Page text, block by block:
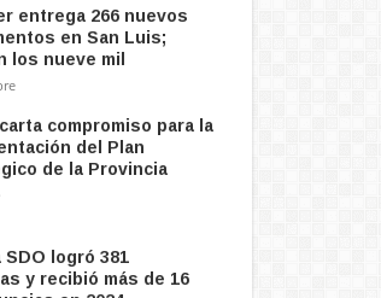
entrega 266 nuevos
en San Luis;
los nueve mil
compromiso para la
del Plan
de la Provincia
SDO logró 381
y recibió más de 16